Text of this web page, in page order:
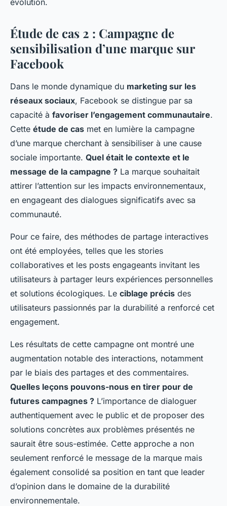
Étude de cas 2 : Campagne de
sensibilisation d’une marque sur
Facebook
Dans le monde dynamique du marketing sur les
réseaux sociaux, Facebook se distingue par sa
capacité à favoriser l’engagement communautaire.
Cette étude de cas met en lumière la campagne
d’une marque cherchant à sensibiliser à une cause
sociale importante. Quel était le contexte et le
message de la campagne ? La marque souhaitait
attirer l’attention sur les impacts environnementaux,
en engageant des dialogues significatifs avec sa
communauté.
Pour ce faire, des méthodes de partage interactives
ont été employées, telles que les stories
collaboratives et les posts engageants invitant les
utilisateurs à partager leurs expériences personnelles
et solutions écologiques. Le ciblage précis des
utilisateurs passionnés par la durabilité a renforcé cet
engagement.
Les résultats de cette campagne ont montré une
augmentation notable des interactions, notamment
par le biais des partages et des commentaires.
Quelles leçons pouvons-nous en tirer pour de
futures campagnes ? L’importance de dialoguer
authentiquement avec le public et de proposer des
solutions concrètes aux problèmes présentés ne
saurait être sous-estimée. Cette approche a non
seulement renforcé le message de la marque mais
également consolidé sa position en tant que leader
d’opinion dans le domaine de la durabilité
environnementale.